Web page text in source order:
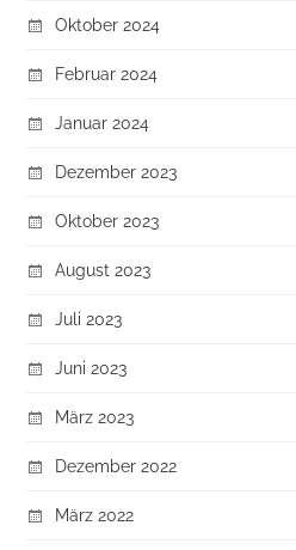
Oktober 2024
Februar 2024
Januar 2024
Dezember 2023
Oktober 2023
August 2023
Juli 2023
Juni 2023
März 2023
Dezember 2022
März 2022